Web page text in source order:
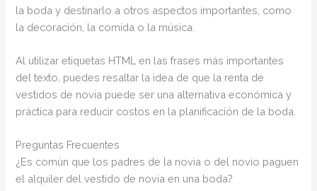
la boda y destinarlo a otros aspectos importantes, como
la decoración, la comida o la música.
Al utilizar etiquetas HTMLen las frases más importantes
del texto, puedes resaltar la idea de que la renta de
vestidos de novia puede ser una alternativa económica y
práctica para reducir costos en la planificación de la boda.
Preguntas Frecuentes
¿Es común que los padres de la novia o del novio paguen
el alquiler del vestido de novia en una boda?